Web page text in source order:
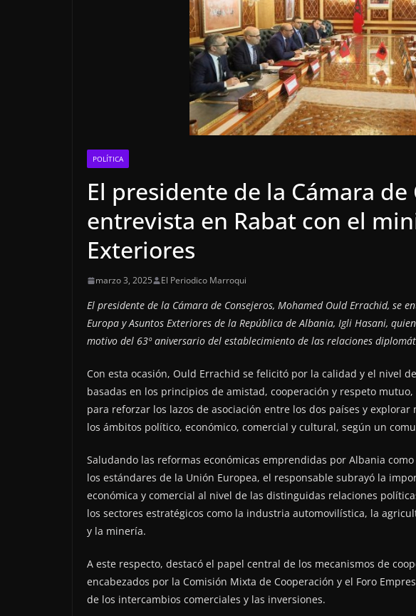
POLÍTICA
El presidente de la Cámara de
entrevista en Rabat con el
Exteriores
marzo 3, 2025 El Periodico Marroqui
El presidente de la Cámara de Consejeros, Mohamed Ould Errachid, se
Europa y Asuntos Exteriores de la República de Albania, Igli Hasani,
motivo del 63º aniversario del establecimiento de las relaciones
Con esta ocasión, Ould Errachid se felicitó por la calidad y el nivel
basadas en los principios de amistad, cooperación y respeto
para reforzar los lazos de asociación entre los dos países y
los ámbitos político, económico, comercial y cultural, según un
Saludando las reformas económicas emprendidas por Albania
los estándares de la Unión Europea, el responsable subrayó la
económica y comercial al nivel de las distinguidas relaciones
los sectores estratégicos como la industria automovilística, la
y la minería.
A este respecto, destacó el papel central de los mecanismos de
encabezados por la Comisión Mixta de Cooperación y el Foro
de los intercambios comerciales y las inversiones.